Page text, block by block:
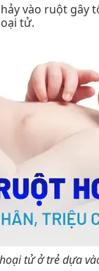
vào ruột gây
tử.
tử ở trẻ dựa